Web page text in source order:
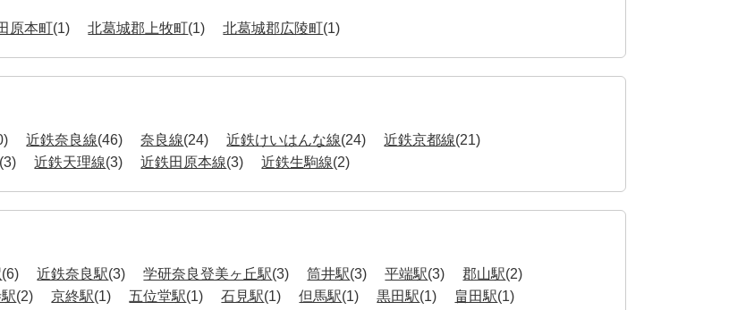
原本町(1) 北葛城郡上牧町(1) 北葛城郡広陵町(1)
近鉄奈良線(46) 奈良線(24) 近鉄けいはんな線(24) 近鉄京都線(21)
(3) 近鉄天理線(3) 近鉄田原本線(3) 近鉄生駒線(2)
(6) 近鉄奈良駅(3) 学研奈良登美ヶ丘駅(3) 筒井駅(3) 平端駅(3) 郡山駅(2)
(2) 京終駅(1) 五位堂駅(1) 石見駅(1) 但馬駅(1) 黒田駅(1) 畠田駅(1)